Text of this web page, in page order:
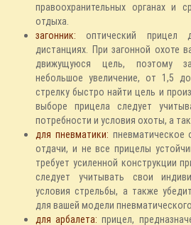
правоохранительных органах и
отдыха.
загонник: оптический прицел
дистанциях. При загонной охоте
движущуюся цель, поэтому
небольшое увеличение, от 1,5
стрелку быстро найти цель и
выборе прицела следует
потребности и условия охоты, а
для пневматики: пневматическое
отдачи, и не все прицелы
требует усиленной конструкции
следует учитывать свои
условия стрельбы, а также
для вашей модели
для арбалета: прицел,